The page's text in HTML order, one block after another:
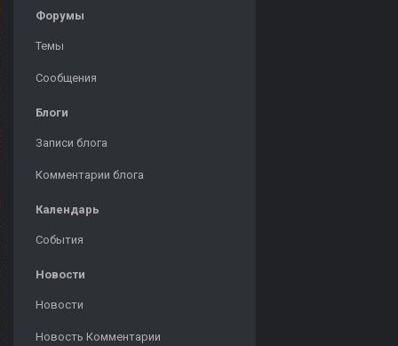
Форумы
Темы
Сообщения
Блоги
Записи блога
Комментарии блога
Календарь
События
Новости
Новости
Новость Комментарии